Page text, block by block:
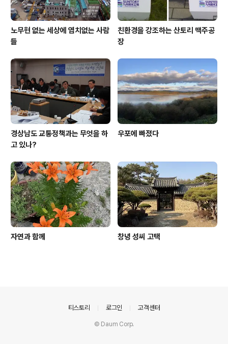
노무현 없는 세상에 염치없는 사람
들
친환경을 강조하는 산토리 맥주공
장
경상남도 교통정책과는 무엇을 하
고 있나?
우포에 빠졌다
자연과 함께 창녕 성씨 고택
티스토리 로그인 고객센터
© Daum Corp.